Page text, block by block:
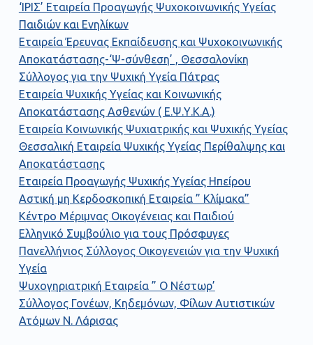
‘ΙΡΙΣ’ Εταιρεία Προαγωγής Ψυχοκοινωνικής Υγείας
Παιδιών και Ενηλίκων
Εταιρεία Έρευνας Εκπαίδευσης και Ψυχοκοινωνικής
Αποκατάστασης-‘Ψ-σύνθεση’ , Θεσσαλονίκη
Σύλλογος για την Ψυχική Υγεία Πάτρας
Εταιρεία Ψυχικής Υγείας και Κοινωνικής
Αποκατάστασης Ασθενών ( Ε.Ψ.Υ.Κ.Α.)
Εταιρεία Κοινωνικής Ψυχιατρικής και Ψυχικής Υγείας
Θεσσαλική Εταιρεία Ψυχικής Υγείας Περίθαλψης και
Αποκατάστασης
Εταιρεία Προαγωγής Ψυχικής Υγείας Ηπείρου
Αστική μη Κερδοσκοπική Εταιρεία ” Κλίμακα”
Κέντρο Μέριμνας Οικογένειας και Παιδιού
Ελληνικό Συμβούλιο για τους Πρόσφυγες
Πανελλήνιος Σύλλογος Οικογενειών για την Ψυχική
Υγεία
Ψυχογηριατρική Εταιρεία ” Ο Νέστωρ’
Σύλλογος Γονέων, Κηδεμόνων, Φίλων Αυτιστικών
Ατόμων Ν. Λάρισας